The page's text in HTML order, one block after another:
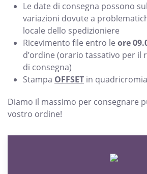
Le date di consegna possono
variazioni dovute a
locale dello spedizioniere
Ricevimento file entro le ore
d’ordine (orario tassativo per il
di consegna)
Stampa OFFSET in
Diamo il massimo per consegnare
vostro ordine!